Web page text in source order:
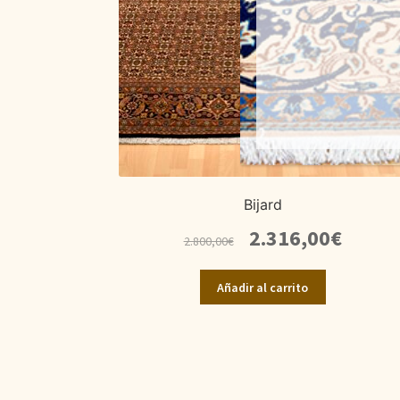
Bijard
2.800,00€
precio
original
era:
2.800,00€.
2.316,00€El
Añadir al carrito